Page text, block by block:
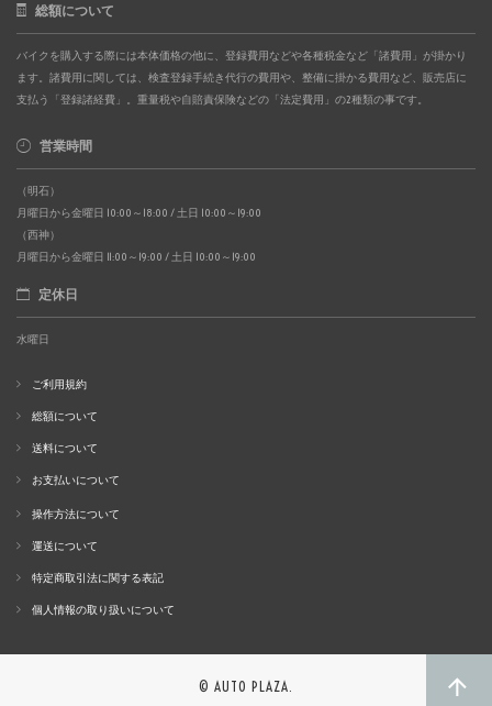
総額について
バイクを購入する際には本体価格の他に、登録費用などや各種税金など「諸費用」が掛かり
ます。諸費用に関しては、検査登録手続き代行の費用や、整備に掛かる費用など、販売店に
支払う「登録諸経費」。重量税や自賠責保険などの「法定費用」の2種類の事です。
営業時間
（明石）
月曜日から金曜日 10:00～18:00 / 土日 10:00～19:00
（西神）
月曜日から金曜日 11:00～19:00 / 土日 10:00～19:00
定休日
水曜日
ご利用規約
総額について
送料について
お支払いについて
操作方法について
運送について
特定商取引法に関する表記
個人情報の取り扱いについて
© AUTO PLAZA.